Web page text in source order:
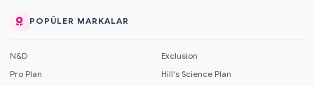
POPÜLER MARKALAR
N&D
Exclusion
Pro Plan
Hill's Science Plan